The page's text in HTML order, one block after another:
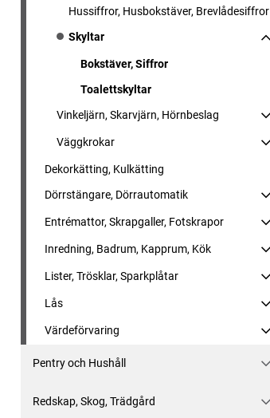
Hussiffror, Husbokstäver, Brevlådesiffror
Skyltar
Bokstäver, Siffror
Toalettskyltar
Vinkeljärn, Skarvjärn, Hörnbeslag
Väggkrokar
Dekorkätting, Kulkätting
Dörrstängare, Dörrautomatik
Entrémattor, Skrapgaller, Fotskrapor
Inredning, Badrum, Kapprum, Kök
Lister, Trösklar, Sparkplåtar
Lås
Värdeförvaring
Pentry och Hushåll
Redskap, Skog, Trädgård